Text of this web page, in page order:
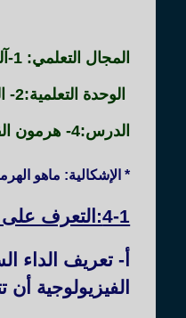
المجال التعلمي: 1-آليات التنظيم على مستوى العضوية.
الوحدة التعلمية:2- التنظيم الهرموني .
الدرس:4- هرمون القصور السكري:الأنسولين.
* الإشكالية: ماهو
4-1:التعرف على هرمون القصور السكري:
أ- تعريف الداء
الفيزيولوجية